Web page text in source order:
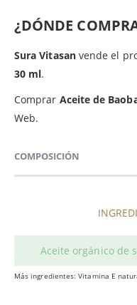
¿DÓNDE
Sura Vitasanvende el
30 ml.
Comprar Aceite de
Web.
COMPOSICIÓN
Aceite orgánico de
Más ingredientes: Vitamina E